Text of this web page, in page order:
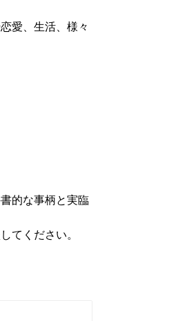
愛、生活、様々
的な事柄と実臨
てください。